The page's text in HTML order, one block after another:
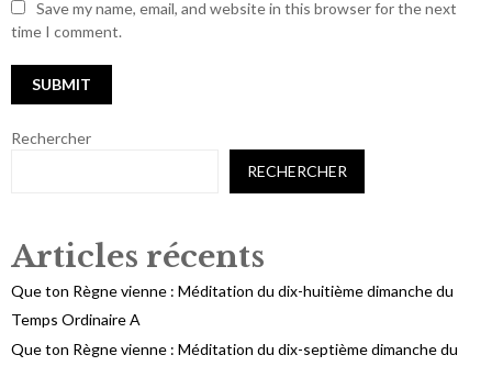
Save my name, email, and website in this browser for the next
time I comment.
Rechercher
RECHERCHER
Articles récents
Que ton Règne vienne : Méditation du dix-huitième dimanche du
Temps Ordinaire A
Que ton Règne vienne : Méditation du dix-septième dimanche du